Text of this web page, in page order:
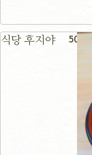
식당 후지야 50m